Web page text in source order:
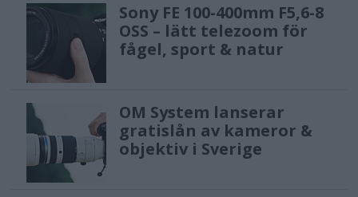
Sony FE 100-400mm F5,6-8
OSS – lätt telezoom för
fågel, sport & natur
OM System lanserar
gratislån av kameror &
objektiv i Sverige